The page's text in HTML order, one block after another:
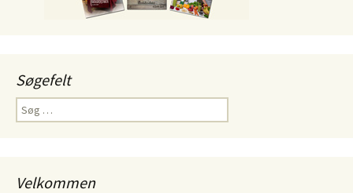
Søgefelt
Søg
efter:
Velkommen